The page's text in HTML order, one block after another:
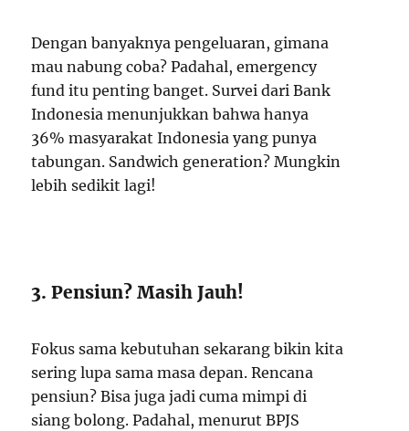
Dengan banyaknya pengeluaran, gimana
mau nabung coba? Padahal, emergency
fund itu penting banget. Survei dari Bank
Indonesia menunjukkan bahwa hanya
36% masyarakat Indonesia yang punya
tabungan. Sandwich generation? Mungkin
lebih sedikit lagi!
3. Pensiun? Masih Jauh!
Fokus sama kebutuhan sekarang bikin kita
sering lupa sama masa depan. Rencana
pensiun? Bisa juga jadi cuma mimpi di
siang bolong. Padahal, menurut BPJS